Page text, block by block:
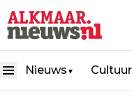
Nieuws ▼ Cultuur